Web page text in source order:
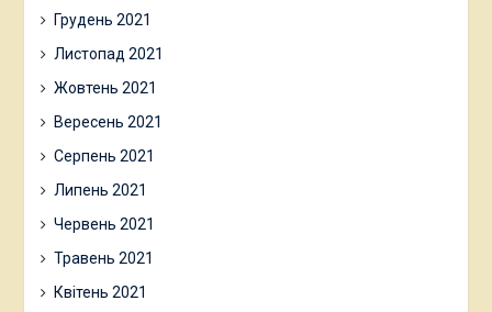
Грудень 2021
Листопад 2021
Жовтень 2021
Вересень 2021
Серпень 2021
Липень 2021
Червень 2021
Травень 2021
Квітень 2021